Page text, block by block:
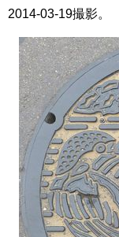
2014-03-19撮影。